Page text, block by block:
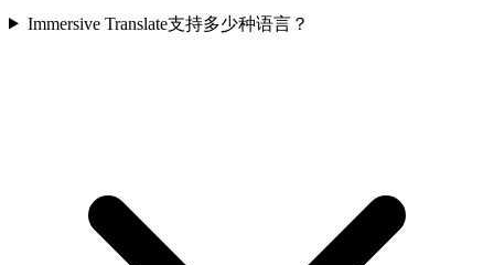
Immersive Translate支持多少种语言？